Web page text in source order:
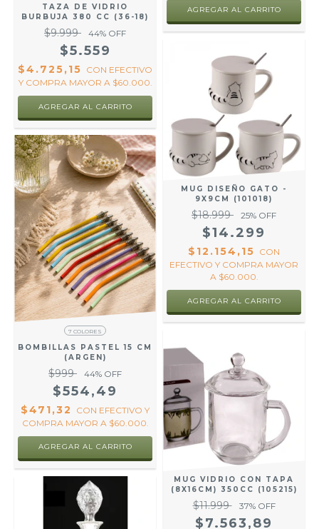
TAZA DE VIDRIO
BURBUJA 380 CC (36-18)
$9.999 44% OFF
$5.559
$4.725,15 CON EFECTIVO
Y COMPRA MAYOR A $60.000.
AGREGAR AL CARRITO
7 COLORES
BOMBILLAS PASTEL 15 CM
(ARGEN)
$999 44% OFF
$554,49
$471,32 CON EFECTIVO Y
COMPRA MAYOR A $60.000.
AGREGAR AL CARRITO
MUG DISEÑO GATO -
9X9CM (101018)
$18.999 25% OFF
$14.299
$12.154,15 CON
EFECTIVO Y COMPRA MAYOR
A $60.000.
MUG VIDRIO CON TAPA
(8X16CM) 350CC (105215)
$11.999 37% OFF
$7.563,89